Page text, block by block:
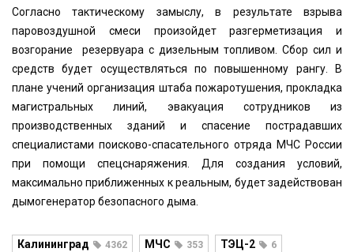
Согласно тактическому замыслу, в результате взрыва
паровоздушной смеси произойдет разгерметизация и
возгорание резервуара с дизельным топливом. Сбор сил и
средств будет осуществляться по повышенному рангу. В
плане учений организация штаба пожаротушения, прокладка
магистральных линий, эвакуация сотрудников из
производственных зданий и спасение пострадавших
специалистами поисково-спасательного отряда МЧС России
при помощи спецснаряжения. Для создания условий,
максимально приближенных к реальным, будет задействован
дымогенератор безопасного дыма.
Калининград 4362 МЧС 353 ТЭЦ-2 6